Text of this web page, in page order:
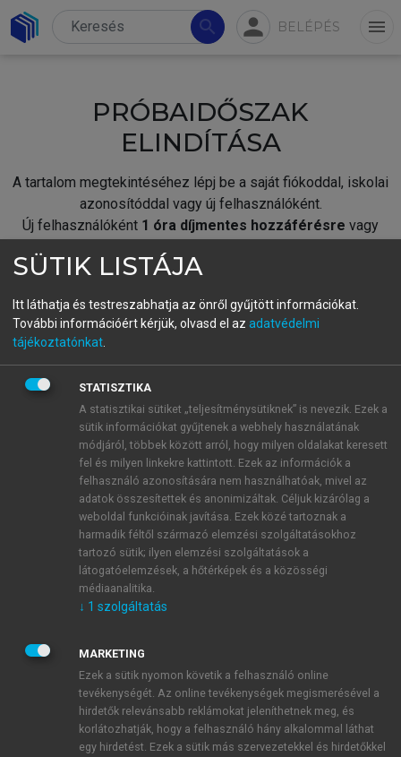
search person BELÉPÉS menu
PRÓBAIDŐSZAK
ELINDÍTÁSA
A tartalom megtekintéséhez lépj be a saját fiókoddal, iskolai
azonosítóddal vagy új felhasználóként.
Új felhasználóként 1 óra díjmentes hozzáférésre vagy
fiókoddal,vagy hozz létre új fiókot.
A regisztráció után apróbaidőszakautomatikusan
BELÉPÉS SAJÁT FIÓKKAL
ÚJ FIÓK LÉTREHOZÁSA
1 óra díjmentes hozzáférés
E-MAIL-CÍM
JELSZÓ
JELSZÓ ÚJRA
SÜTIK LISTÁJA
Itt láthatja és testreszabhatja az önről gyűjtött információkat.
További információért kérjük, olvasd el az adatvédelmi
tájékoztatónkat
STATISZTIKA
A statisztikai sütiket „teljesítménysütiknek” is nevezik. Ezek a
sütik információkat gyűjtenek a webhely használatának
módjáról, többek között arról, hogy milyen oldalakat keresett
fel és milyen linkekre kattintott. Ezek az információk a
felhasználó azonosítására nem használhatóak, mivel az
adatok összesítettek és anonimizáltak. Céljuk kizárólag a
weboldal funkcióinak javítása. Ezek közé tartoznak a
harmadik féltől származó elemzési szolgáltatásokhoz
tartozó sütik; ilyen elemzési szolgáltatások a
látogatóelemzések, a hőtérképek és a közösségi
médiaanalitika.
↓ 1 szolgáltatás
MARKETING
Ezek a sütik nyomon követik a felhasználó online
tevékenységét. Az online tevékenységek megismerésével a
hirdetők relevánsabb reklámokat jeleníthetnek meg, és
korlátozhatják, hogy a felhasználó hány alkalommal láthat
egy hirdetést. Ezek a sütik más szervezetekkel és hirdetőkkel